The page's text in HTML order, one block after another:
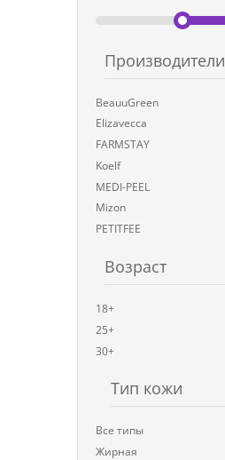
Производители
BeauuGreen
Elizavecca
FARMSTAY
Koelf
MEDI-PEEL
Mizon
PETITFEE
Возраст
18+
25+
30+
Тип кожи
Все типы
Жирная